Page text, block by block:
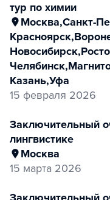
тур по химии
Москва,Санкт-
Красноярск,
Новосибирск,
Челябинск,
Казань,Уфа
15 февраля 2026
заключительный очный этап: второй тур по
лингвистике
Москва
15 марта 2026